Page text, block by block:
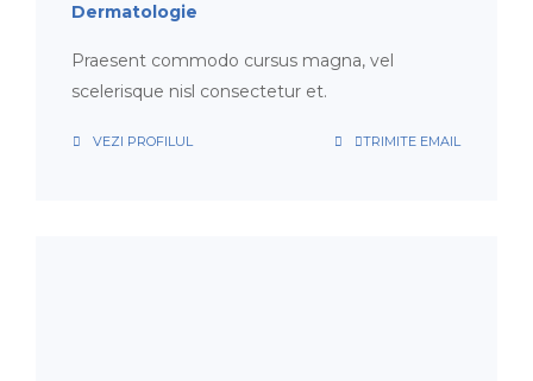
Dermatologie
Praesent commodo cursus magna, vel
scelerisque nisl consectetur et.
VEZI PROFILUL TRIMITE EMAIL